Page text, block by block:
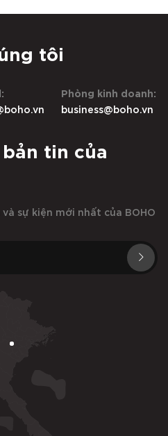
tôi
Phòng kinh doanh:
business@boho.vn
tin của
sự kiện mới nhất của BOHO